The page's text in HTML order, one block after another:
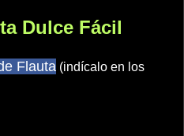
Dulce Fácil
Flauta (indícalo en los